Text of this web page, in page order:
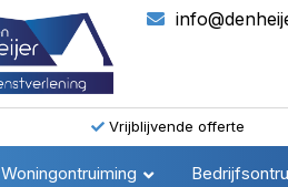
Vrijblijvende offerte
Woningontruiming